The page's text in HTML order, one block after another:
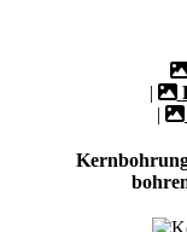
|
|